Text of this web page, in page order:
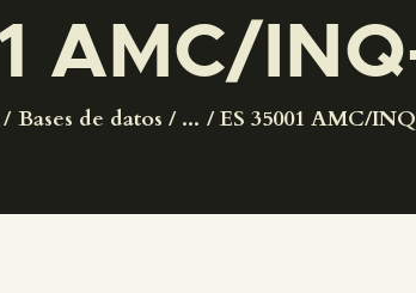
AMC/
Bases de datos ... ES 35001 AMC/